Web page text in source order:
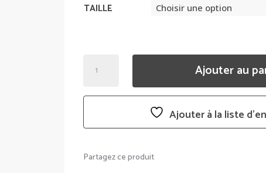
TAILLE
HAOMY
Ajouter au
Ajouter à la liste
Partagez ce produit